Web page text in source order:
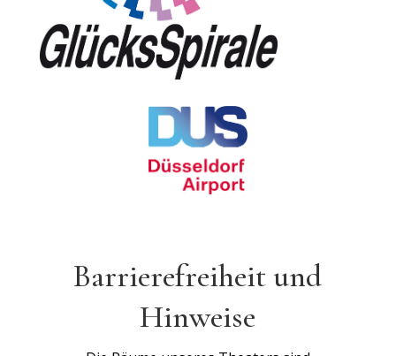
Barrierefreiheit und
Hinweise